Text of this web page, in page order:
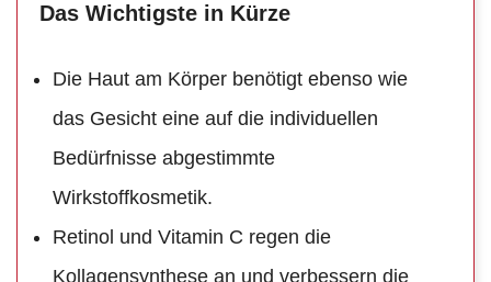
Das Wichtigste in Kürze
Die Haut am Körper benötigt ebenso wie
das Gesicht eine auf die individuellen
Bedürfnisse abgestimmte
Wirkstoffkosmetik.
Retinol und Vitamin C regen die
Kollagensynthese an und verbessern die